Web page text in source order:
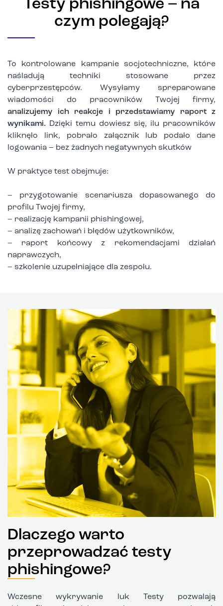
Testy phishingowe – na
czym polegają?
To kontrolowane kampanie socjotechniczne, które
naśladują techniki stosowane przez
cyberprzestępców. Wysyłamy spreparowane
wiadomości do pracowników Twojej firmy,
analizujemy ich reakcje i przedstawiamy raport z
wynikami. Dzięki temu dowiesz się, ilu pracowników
kliknęło link, pobrało załącznik lub podało dane
logowania – bez żadnych negatywnych skutków
W praktyce test obejmuje:
– przygotowanie scenariusza dopasowanego do
profilu Twojej firmy,
– realizację kampanii phishingowej,
– analizę zachowań i błędów użytkowników,
– raport końcowy z rekomendacjami działań
naprawczych,
– szkolenie uzupełniające dla zespołu.
Dlaczego warto
przeprowadzać testy
phishingowe?
Wczesne wykrywanie luk Testy pozwalają